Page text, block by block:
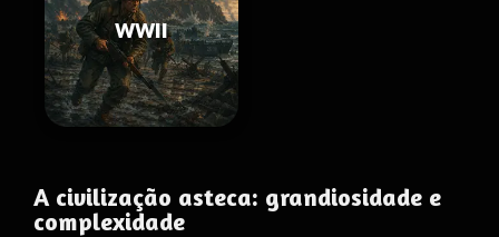
WWII
A civilização asteca: grandiosidade e
complexidade